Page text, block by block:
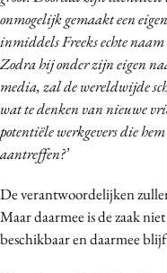
Reputatie & crisis
onmogelijk gemaakt een
inmiddels Freeks echte
Zodra hij onder zijn eigen
media, zal de wereldwijde
wat te denken van nieuwe
potentiële werkgevers die
aantreffen?’
De verantwoordelijken
Maar daarmee is de zaak
beschikbaar en daarmee